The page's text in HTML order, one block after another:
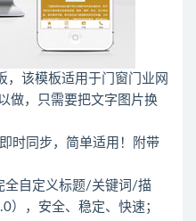
，该模板适用于门窗门业网
做，只需要把文字图片换
时同步，简单适用！附带
全自定义标题/关键词/描
），安全、稳定、快速；